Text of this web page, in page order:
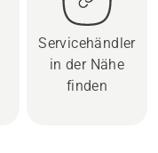
Servicehändler
in der Nähe
finden